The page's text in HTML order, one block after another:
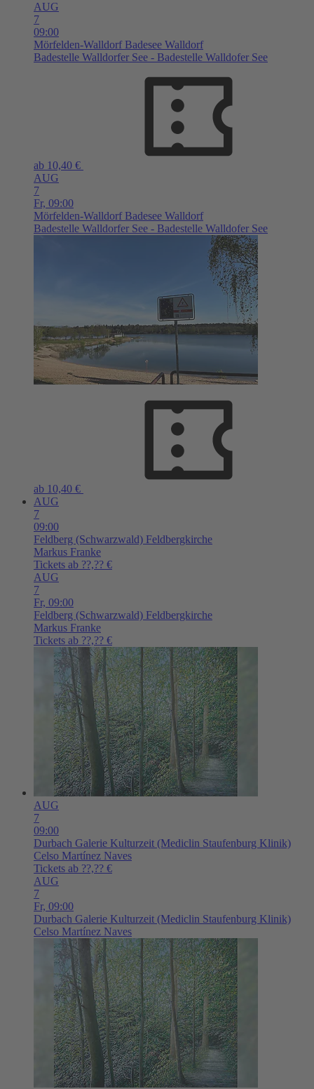
AUG
7
09:00
Mörfelden-Walldorf Badesee Walldorf
Badestelle Walldorfer See - Badestelle Walldofer See
ab 10,40 €
AUG
7
Fr, 09:00
Mörfelden-Walldorf Badesee Walldorf
Badestelle Walldorfer See - Badestelle Walldofer See
ab 10,40 €
AUG
7
09:00
Feldberg (Schwarzwald) Feldbergkirche
Markus Franke
Tickets ab ??,?? €
AUG
7
Fr, 09:00
Feldberg (Schwarzwald) Feldbergkirche
Markus Franke
Tickets ab ??,?? €
AUG
7
09:00
Durbach Galerie Kulturzeit (Mediclin Staufenburg Klinik)
Celso Martínez Naves
Tickets ab ??,?? €
AUG
7
Fr, 09:00
Durbach Galerie Kulturzeit (Mediclin Staufenburg Klinik)
Celso Martínez Naves